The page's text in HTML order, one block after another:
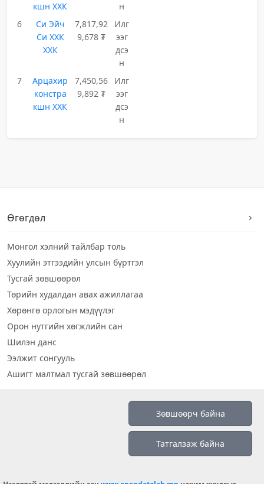
кшн ХХК
н
6
Си Эйч
Си ХХК
ХХК
7,817,92
9,678 ₮
Илг
ээг
дсэ
н
7
Арцахир
констра
кшн ХХК
7,450,56
9,892 ₮
Илг
ээг
дсэ
н
Өгөгдөл
Монгол хэлний тайлбар толь
Хуулийн этгээдийн улсын бүртгэл
Тусгай зөвшөөрөл
Төрийн худалдан авах ажиллагаа
Хөрөнгө орлогын мэдүүлэг
Орон нутгийн хөгжлийн сан
Шилэн данс
Ээлжит сонгууль
Ашигт малтмал тусгай зөвшөөрөл
info@opendatalab.mn
Зөвшөөрч байна
Татгалзаж байна